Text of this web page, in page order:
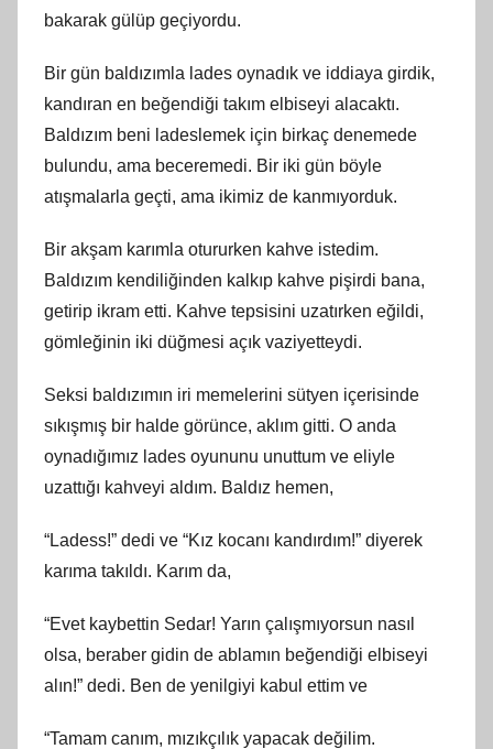
bakarak gülüp geçiyordu.
Bir gün baldızımla lades oynadık ve iddiaya girdik,
kandıran en beğendiği takım elbiseyi alacaktı.
Baldızım beni ladeslemek için birkaç denemede
bulundu, ama beceremedi. Bir iki gün böyle
atışmalarla geçti, ama ikimiz de kanmıyorduk.
Bir akşam karımla otururken kahve istedim.
Baldızım kendiliğinden kalkıp kahve pişirdi bana,
getirip ikram etti. Kahve tepsisini uzatırken eğildi,
gömleğinin iki düğmesi açık vaziyetteydi.
Seksi baldızımın iri memelerini sütyen içerisinde
sıkışmış bir halde görünce, aklım gitti. O anda
oynadığımız lades oyununu unuttum ve eliyle
uzattığı kahveyi aldım. Baldız hemen,
“Ladess!” dedi ve “Kız kocanı kandırdım!” diyerek
karıma takıldı. Karım da,
“Evet kaybettin Sedar! Yarın çalışmıyorsun nasıl
olsa, beraber gidin de ablamın beğendiği elbiseyi
alın!” dedi. Ben de yenilgiyi kabul ettim ve
“Tamam canım, mızıkçılık yapacak değilim.